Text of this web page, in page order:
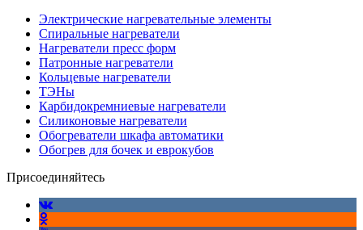
Электрические нагревательные элементы
Спиральные нагреватели
Нагреватели пресс форм
Патронные нагреватели
Кольцевые нагреватели
ТЭНы
Карбидокремниевые нагреватели
Силиконовые нагреватели
Обогреватели шкафа автоматики
Обогрев для бочек и еврокубов
Присоединяйтесь